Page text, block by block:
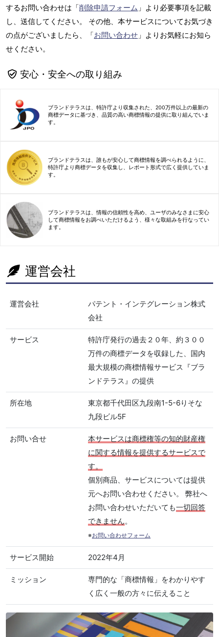
するお問い合わせは「削除申請フォーム 」より必要事項を記載
し、送信してください。 その他、本サービスについてお気づき
の点がございましたら、「お問い合わせ 」よりお気軽にお知ら
せください。
安心・安全への取り組み
ブランドテラスは、特許庁より収集された、200万件以上の最新の
商標データに基づき、品質の高い商標情報の提供に取り組んでいま
す。
ブランドテラスは、誰もが安心して商標情報を調べられるように、
特許庁より商標データを収集し、レポート形式で広く提供していま
す。
ブランドテラスは、情報の信頼性を高め、ユーザのみなさまに安心
して商標情報をお調べいただけるよう、様々な取組みを行なってい
ます。
運営会社
運営会社
パテント・インテグレーション株式
会社
サービス
特許庁発行の過去２０年、約３００
万件の商標データを収録した、国内
最大規模の商標情報サービス『ブラ
ンドテラス』の提供
所在地
東京都千代田区九段南1-5-6りそな
九段ビル5F
お問い合せ
本サービスは商標権等の知的財産権
に関する情報を提供するサービスで
す。
個別商品、サービスについては提供
元へお問い合わせください。 弊社へ
お問い合わせいただいても一切回答
できません。
※お問い合わせフォーム
サービス開始 2022年4月
ミッション
専門的な「商標情報」をわかりやす
く広く一般の方々に伝えること